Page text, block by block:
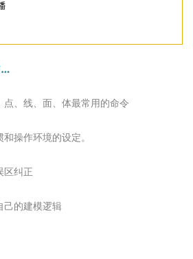
…
点、线、面、体最常用的命令
操作环境的设定。
区纠正
己的建模逻辑